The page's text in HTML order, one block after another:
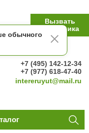
обычного
Вызвать
замерщика
+7 (495) 142-12-34
+7 (977) 618-47-40
intereruyut@mail.ru